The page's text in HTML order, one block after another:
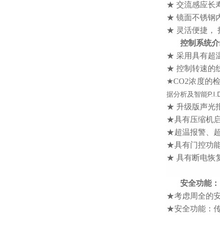
★ 交流感应长
★ 镜面不锈钢
★ 灵活便捷，
控制系统
★ 采用具有超
★ 控制转速的
★CO2浓度的
据分析及智能
★ 升级版声光
★具有压缩机
★超温报警、
★具有门控功
★ 具有断电恢
安全功能：
★考虑周全的
★安全功能：